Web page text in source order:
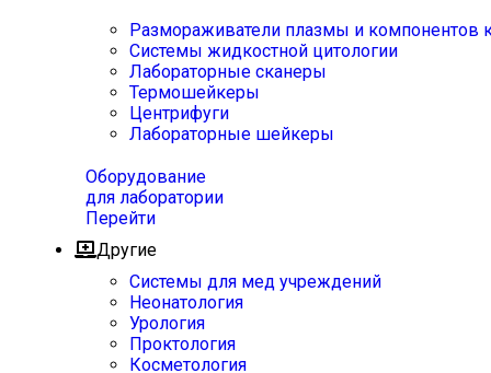
Размораживатели плазмы и компонентов
Системы жидкостной цитологии
Лабораторные сканеры
Термошейкеры
Центрифуги
Лабораторные шейкеры
Оборудование
для лаборатории
Перейти
Другие
Системы для мед учреждений
Неонатология
Урология
Проктология
Косметология